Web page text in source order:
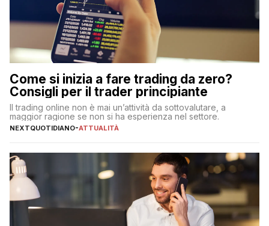
Come si inizia a fare trading da zero?
Consigli per il trader principiante
Il trading online non è mai un’attività da sottovalutare, a
maggior ragione se non si ha esperienza nel settore.
NEXTQUOTIDIANO-ATTUALITÀ